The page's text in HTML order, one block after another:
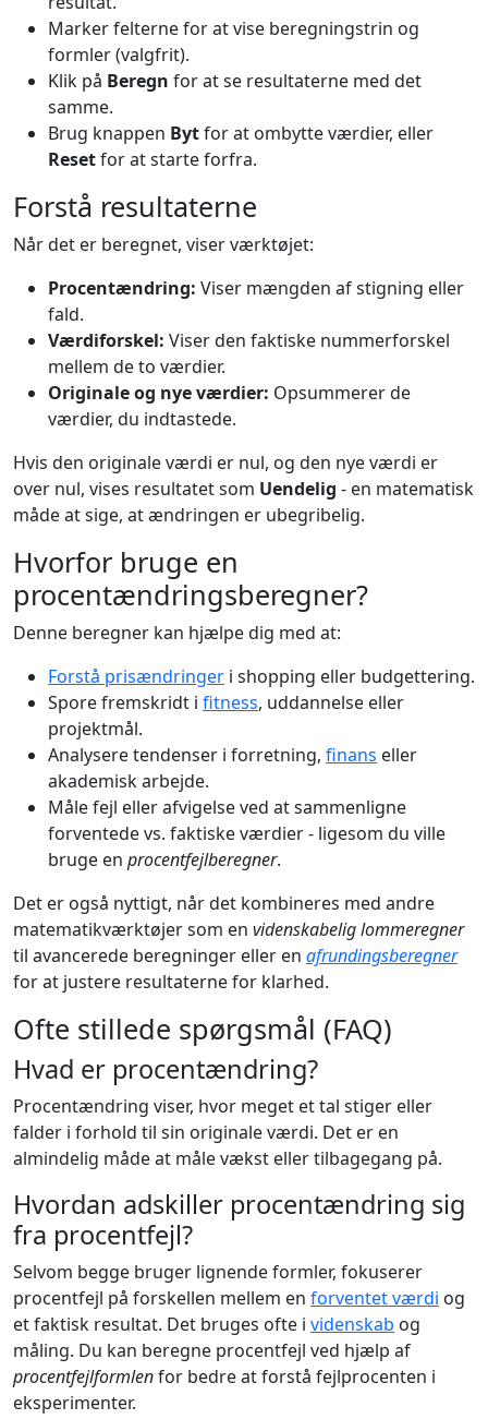
Marker felterne for at vise beregningstrin og
formler (valgfrit).
Klik på Beregn for at se resultaterne med det
samme.
Brug knappen Bytfor at ombytte værdier, eller
Resetfor at starte forfra.
Forstå resultaterne
Når det er beregnet, viser værktøjet:
Procentændring: Viser mængden af stigning eller
fald.
Værdiforskel: Viser den faktiske nummerforskel
mellem de to værdier.
Originale og nye værdier: Opsummerer de
værdier, du indtastede.
Hvis den originale værdi er nul, og den nye værdi er
over nul, vises resultatet som Uendelig - en matematisk
måde at sige, at ændringen er ubegribelig.
Hvorfor bruge en
procentændringsberegner?
Denne beregner kan hjælpe dig med at:
Forstå prisændringer i shopping eller budgettering.
Spore fremskridt i fitness, uddannelse eller
projektmål.
Analysere tendenser i forretning, finans eller
akademisk arbejde.
Måle fejl eller afvigelse ved at sammenligne
forventede vs. faktiske værdier - ligesom du ville
bruge en procentfejlberegner.
Det er også nyttigt, når det kombineres med andre
matematikværktøjer som en videnskabelig lommeregner
til avancerede beregninger eller en afrundingsberegner
for at justere resultaterne for klarhed.
Ofte stillede spørgsmål (FAQ)
Hvad er procentændring?
Procentændring viser, hvor meget et tal stiger eller
falder i forhold til sin originale værdi. Det er en
almindelig måde at måle vækst eller tilbagegang på.
Hvordan adskiller procentændring sig
fra procentfejl?
Selvom begge bruger lignende formler, fokuserer
procentfejl på forskellen mellem en forventet værdi og
et faktisk resultat. Det bruges ofte i videnskab og
måling. Du kan beregne procentfejl ved hjælp af
procentfejlformlenfor bedre at forstå fejlprocenten i
eksperimenter.